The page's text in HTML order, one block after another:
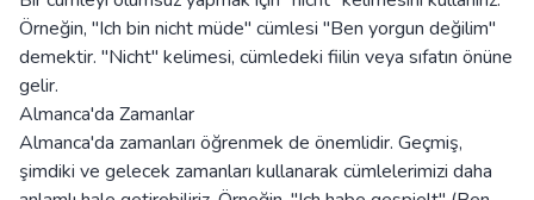
Örneğin, "Ich bin nicht müde" cümlesi "Ben yorgun değilim"
demektir. "Nicht" kelimesi, cümledeki fiilin veya sıfatın önüne
gelir.
Almanca'da Zamanlar
Almanca'da zamanları öğrenmek de önemlidir. Geçmiş,
şimdiki ve gelecek zamanları kullanarak cümlelerimizi daha